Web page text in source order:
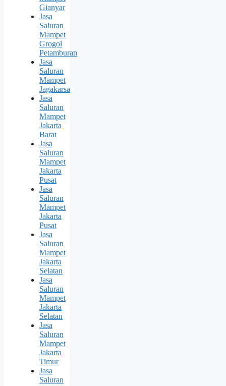
Gianyar
Jasa
Saluran
Mampet
Grogol
Petamburan
Jasa
Saluran
Mampet
Jagakarsa
Jasa
Saluran
Mampet
Jakarta
Barat
Jasa
Saluran
Mampet
Jakarta
Pusat
Jasa
Saluran
Mampet
Jakarta
Pusat
Jasa
Saluran
Mampet
Jakarta
Selatan
Jasa
Saluran
Mampet
Jakarta
Selatan
Jasa
Saluran
Mampet
Jakarta
Timur
Jasa
Saluran